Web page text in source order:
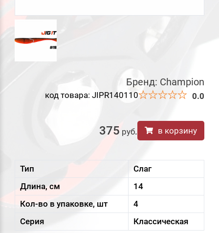
Бренд: Champion
код товара: JIPR140110 0.0
375 руб. в корзину
Тип
Слаг
Длина, см
14
Кол-во в упаковке, шт
4
Серия
Классическая